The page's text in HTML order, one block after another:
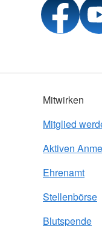
Mitwirken
Mitglied
Aktiven
Ehrenamt
Stellenbörse
Blutspende